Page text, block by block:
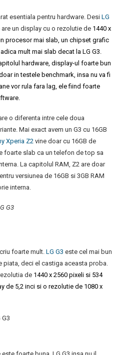
esentiala pentru hardware. Desi LG
un display cu o rezolutie de 1440 x
procesor mai slab, un chipset grafic
mult mai slab decat la LG G3.
hardware, display-ul foarte bun
in testele benchmark, insa nu va fi
vor rula fara lag, ele fiind foarte
o diferenta intre cele doua
Mai exact avem un G3 cu 16GB
Xperia Z2 vine doar cu 16GB de
foarte slab ca un telefon de top sa
La capitolul RAM, Z2 are doar
versiunea de 16GB si 3GB RAM
interna.
G3
foarte mult. LG G3 este cel mai bun
deci el castiga aceasta proba.
de 1440 x 2560 pixeli si 534
de 5,2 inci si o rezolutie de 1080 x